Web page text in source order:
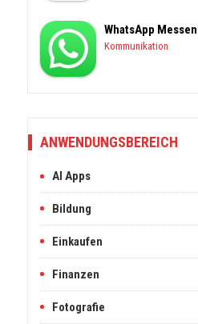
WhatsApp
Kommunikation
ANWENDUNGSBEREICH
AI Apps
Bildung
Einkaufen
Finanzen
Fotografie